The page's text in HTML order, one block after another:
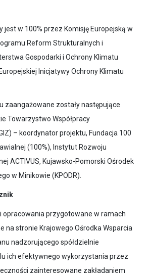
jest w 100% przez Komisję Europejską w
Reform Strukturalnych i
Gospodarki i Ochrony Klimatu
Inicjatywy Ochrony Klimatu
zaangażowane zostały następujące
Towarzystwo Współpracy
– koordynator projektu, Fundacja 100
(100%), Instytut Rozwoju
ACTIVUS, Kujawsko-Pomorski Ośrodek
w Minikowie (KPODR).
opracowania przygotowane w ramach
na stronie Krajowego Ośrodka Wsparcia
nadzorującego spółdzielnie
ich efektywnego wykorzystania przez
zainteresowane zakładaniem